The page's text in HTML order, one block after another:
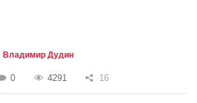
Владимир Дудин
0 4291 16